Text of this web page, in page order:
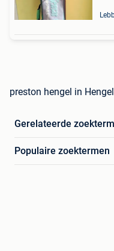
preston hengel in
Gerelateerde
Populaire zoektermen